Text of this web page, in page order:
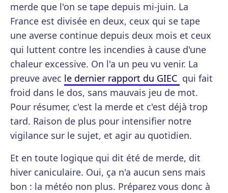
merde que l'on se tape depuis mi-juin. La
France est divisée en deux, ceux qui se tape
une averse continue depuis deux mois et ceux
qui luttent contre les incendies à cause d'une
chaleur excessive. On l'a un peu vu venir. La
preuve avec le dernier rapport du GIEC qui fait
froid dans le dos, sans mauvais jeu de mot.
Pour résumer, c'est la merde et c'est déjà trop
tard. Raison de plus pour intensifier notre
vigilance sur le sujet, et agir au quotidien.
Et en toute logique qui dit été de merde, dit
hiver caniculaire. Oui, ça n'a aucun sens mais
bon : la météo non plus. Préparez vous donc à